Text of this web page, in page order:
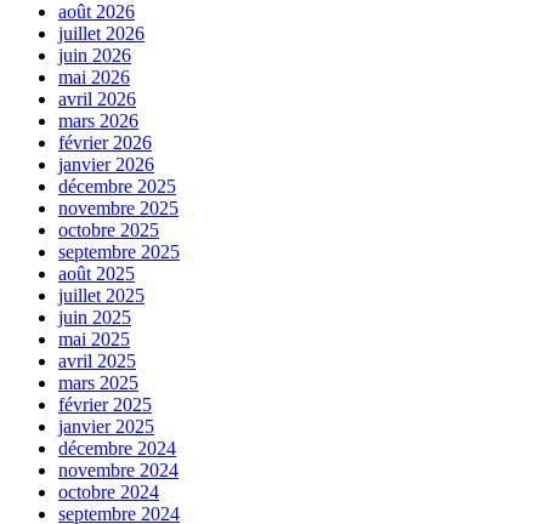
août 2026
juillet 2026
juin 2026
mai 2026
avril 2026
mars 2026
février 2026
janvier 2026
décembre 2025
novembre 2025
octobre 2025
septembre 2025
août 2025
juillet 2025
juin 2025
mai 2025
avril 2025
mars 2025
février 2025
janvier 2025
décembre 2024
novembre 2024
octobre 2024
septembre 2024